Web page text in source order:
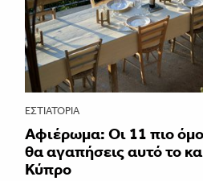
ΕΣΤΙΑΤΌΡΙΑ
Αφιέρωμα: Οι 11 πιο
θα αγαπήσεις αυτό το
Κύπρο